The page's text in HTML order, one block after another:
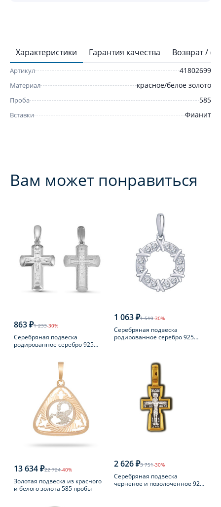
Характеристики Гарантия качества Возврат /
Артикул 41802699
Материал красное/белое золото
Проба 585
Вставки Фианит
Вам может понравиться
863 ₽1 233-30%
Серебряная подвеска
родированное серебро 925
1 063 ₽1 519-30%
Серебряная подвеска
родированное серебро 925
13 634 ₽22 724-40%
Золотая подвеска из красного
и белого золота 585 пробы
2 626 ₽3 751-30%
Серебряная подвеска
черненое и позолоченное 925